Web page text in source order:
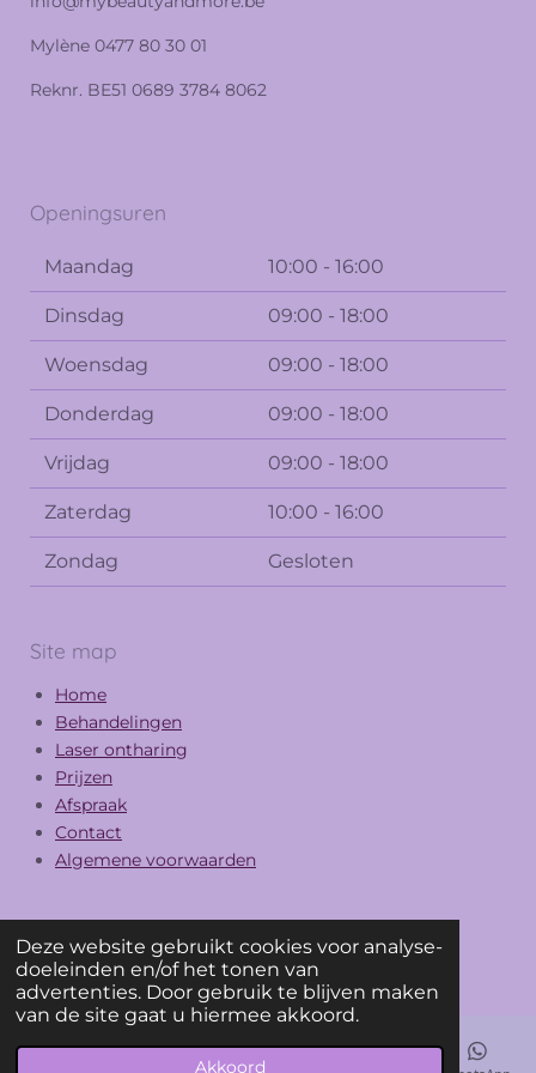
Deze website gebruikt cookies voor analyse-
doeleinden en/of het tonen van
advertenties. Door gebruik te blijven maken
van de site gaat u hiermee akkoord.
Akkoord
Mylène 0477 80 30 01
Reknr. BE51 0689 3784 8062
Openingsuren
Maandag 10:00 - 16:00
Dinsdag 09:00 - 18:00
Woensdag 09:00 - 18:00
Donderdag 09:00 - 18:00
Vrijdag 09:00 - 18:00
Zaterdag 10:00 - 16:00
Zondag Gesloten
Site map
Home
Behandelingen
Laser ontharing
Prijzen
Afspraak
Contact
Algemene voorwaarden
F
a
c
e
b
I
n
s
t
a
© 2025 Abayomi